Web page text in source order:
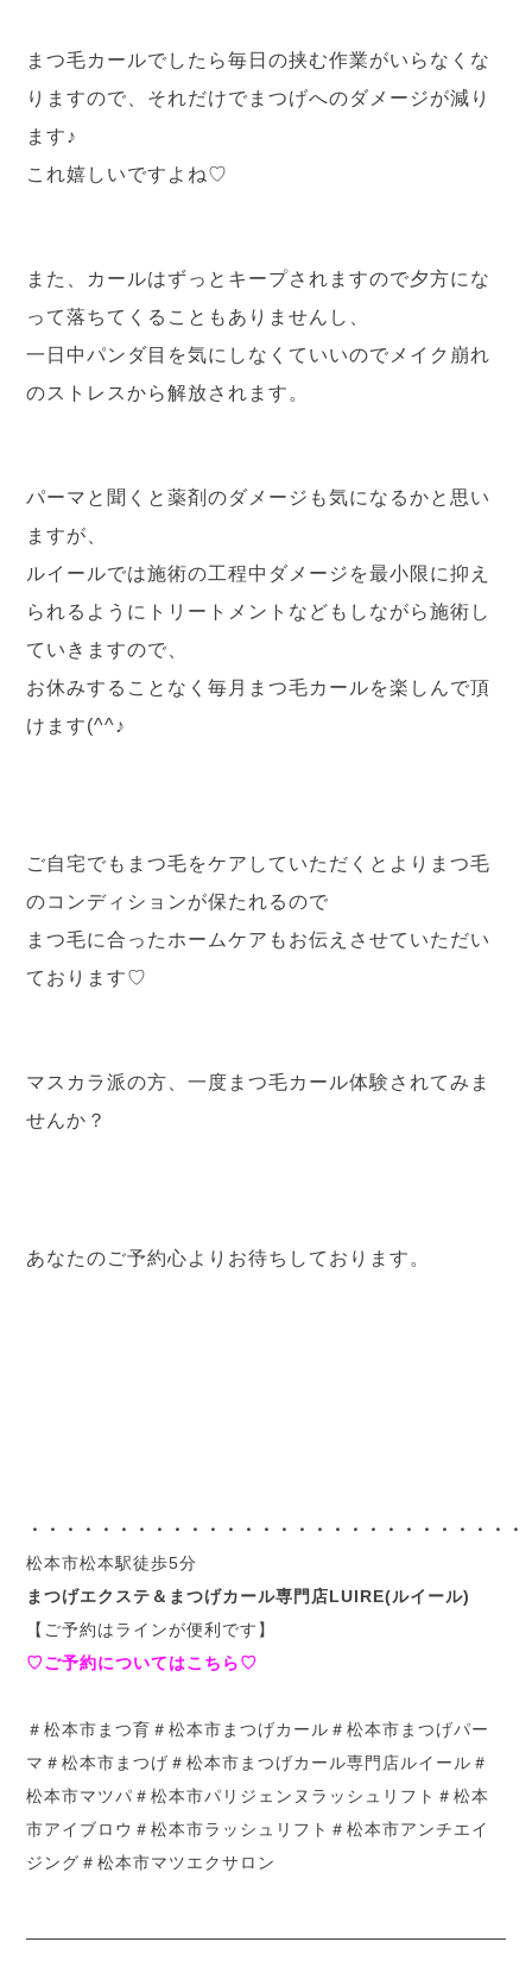
まつ毛カールでしたら毎日の挟む作業がいらなくな
りますので、それだけでまつげへのダメージが減り
ます♪
これ嬉しいですよね♡
また、カールはずっとキープされますので夕方にな
って落ちてくることもありませんし、
一日中パンダ目を気にしなくていいのでメイク崩れ
のストレスから解放されます。
パーマと聞くと薬剤のダメージも気になるかと思い
ますが、
ルイールでは施術の工程中ダメージを最小限に抑え
られるようにトリートメントなどもしながら施術し
ていきますので、
お休みすることなく毎月まつ毛カールを楽しんで頂
けます(^^♪
ご自宅でもまつ毛をケアしていただくとよりまつ毛
のコンディションが保たれるので
まつ毛に合ったホームケアもお伝えさせていただい
ております♡
マスカラ派の方、一度まつ毛カール体験されてみま
せんか？
あなたのご予約心よりお待ちしております。
・・・・・・・・・・・・・・・・・・・・・・・・・・・・
松本市松本駅徒歩5分
まつげエクステ＆まつげカール専門店LUIRE(ルイール)
【ご予約はラインが便利です】
♡ご予約についてはこちら♡
＃松本市まつ育＃松本市まつげカール＃松本市まつげパー
マ＃松本市まつげ＃松本市まつげカール専門店ルイール＃
松本市マツパ＃松本市パリジェンヌラッシュリフト＃松本
市アイブロウ＃松本市ラッシュリフト＃松本市アンチエイ
ジング＃松本市マツエクサロン